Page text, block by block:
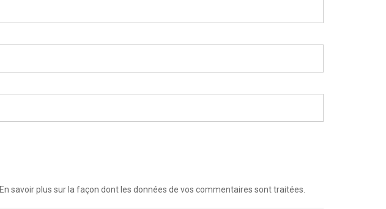
En savoir plus sur la façon dont les données de vos commentaires sont traitées